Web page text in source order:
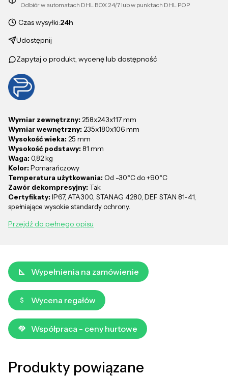
Odbiór w automatach DHL BOX 24/7 lub w punktach DHL POP
Czas wysyłki:24h
Udostępnij
Zapytaj o produkt, wycenę lub dostępność
Wymiar zewnętrzny: 258x243x117 mm
Wymiar wewnętrzny: 235x180x106 mm
Wysokość wieka: 25 mm
Wysokość podstawy: 81 mm
Waga: 0,82 kg
Kolor: Pomarańczowy
Temperatura użytkowania: Od -30°C do +90°C
Zawór dekompresyjny: Tak
Certyfikaty: IP67, ATA300, STANAG 4280, DEF STAN 81-41,
spełniające wysokie standardy ochrony.
Przejdź do pełnego opisu
Wypełnienia na zamówienie
Wycena regałów
Współpraca - ceny hurtowe
Produkty powiązane